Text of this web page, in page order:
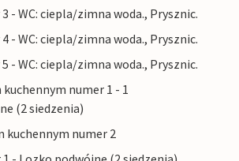
- WC: ciepla/zimna woda., Prysznic.
- WC: ciepla/zimna woda., Prysznic.
- WC: ciepla/zimna woda., Prysznic.
numer 1 - 1
(2 siedzenia)
kuchennym numer 2